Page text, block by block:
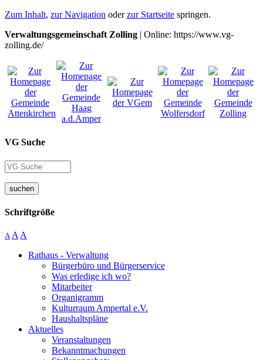
Zum Inhalt, zur Navigation oderzur Startseite springen.
Verwaltungsgemeinschaft Zolling | Online: https://www.vg-
zolling.de/
VG Suche
suchen
Schriftgröße
A A A
Rathaus - Verwaltung
Bürgerbüro und Bürgerservice
Was erledige ich wo?
Mitarbeiter
Organigramm
Kulturraum Ampertal e.V.
Haushaltspläne
Aktuelles
Veranstaltungen
Bekanntmachungen